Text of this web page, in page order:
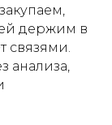
держим в
связями.
анализа,